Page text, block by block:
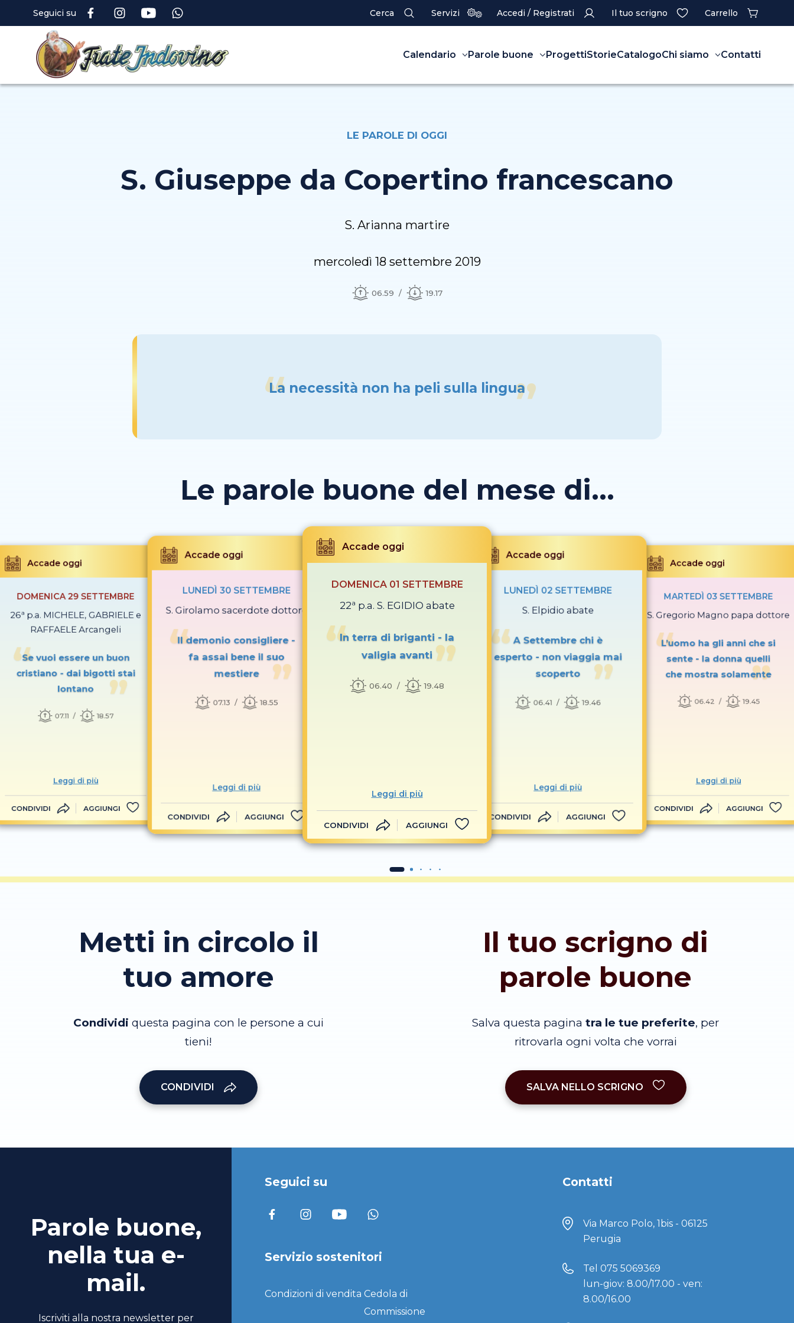
Seguici su Cerca Servizi Accedi / Registrati Il tuo scrigno Carrello
Calendario Parole buone ProgettiStorieCatalogoChi siamo Contatti
LE PAROLE DI OGGI
S. Giuseppe da Copertino francescano
S. Arianna martire
mercoledì 18 settembre 2019
06.59 19.17
La necessità non ha peli sulla lingua
Le parole buone del mese di...
Accade oggi
DOMENICA 29 SETTEMBRE
26ª p.a. MICHELE, GABRIELE e
RAFFAELE Arcangeli
Se vuoi essere un buon
cristiano - dai bigotti stai
lontano
07.11 18.57
Leggi di più
CONDIVIDI AGGIUNGI
Accade oggi
LUNEDÌ 30 SETTEMBRE
S. Girolamo sacerdote dottore
Il demonio consigliere -
fa assai bene il suo
mestiere
07.13 18.55
Leggi di più
CONDIVIDI AGGIUNGI
Accade oggi
DOMENICA 01 SETTEMBRE
22ª p.a. S. EGIDIO abate
In terra di briganti - la
valigia avanti
06.40 19.48
Leggi di più
CONDIVIDI AGGIUNGI
Accade oggi
LUNEDÌ 02 SETTEMBRE
S. Elpidio abate
A Settembre chi è
esperto - non viaggia mai
scoperto
06.41 19.46
Leggi di più
CONDIVIDI AGGIUNGI
Accade oggi
MARTEDÌ 03 SETTEMBRE
S. Gregorio Magno papa dottore
L’uomo ha gli anni che si
sente - la donna quelli
che mostra solamente
06.42 19.45
Leggi di più
CONDIVIDI AGGIUNGI
Metti in circolo il
tuo amore
Condividi questa pagina con le persone a cui
tieni!
CONDIVIDI
Il tuo scrigno di
parole buone
Salva questa pagina tra le tue preferite, per
ritrovarla ogni volta che vorrai
SALVA NELLO SCRIGNO
Parole buone,
nella tua e-
mail.
Iscriviti alla nostra newsletter per
Seguici su
Servizio sostenitori
Condizioni di vendita Cedola di
Commissione
Contatti
Via Marco Polo, 1bis - 06125
Perugia
Tel 075 5069369
lun-giov: 8.00/17.00 - ven:
8.00/16.00